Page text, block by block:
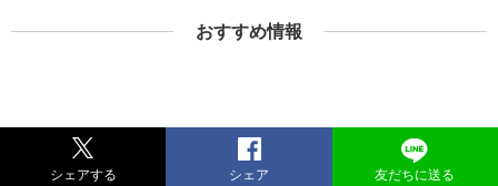
おすすめ情報
シェアする シェア 友だちに送る